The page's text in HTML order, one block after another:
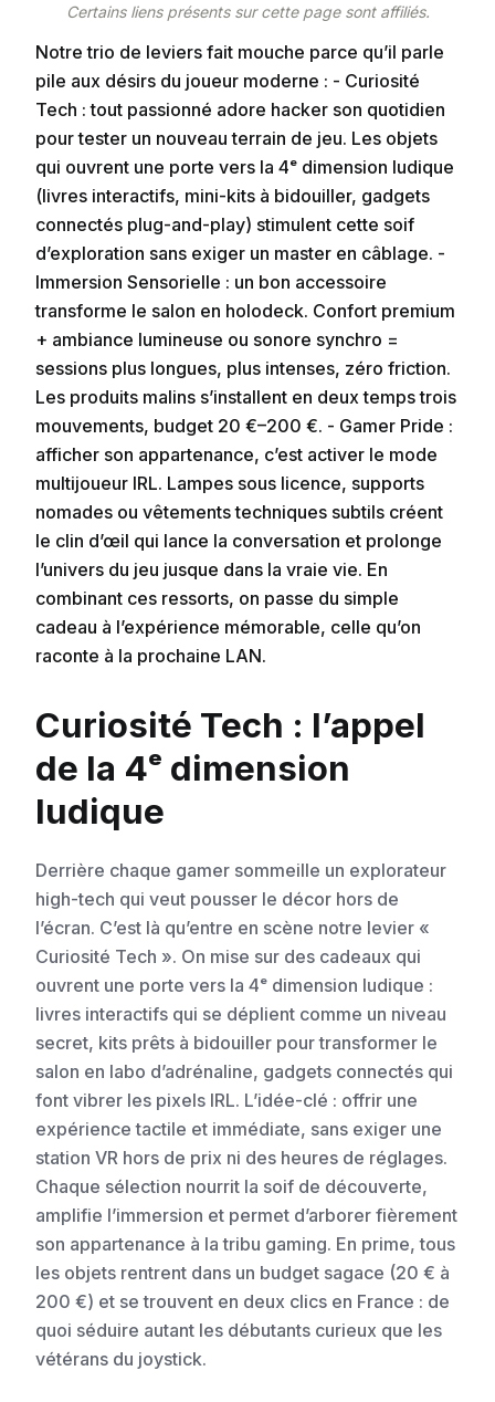
Certains liens présents sur cette page sont affiliés.
Notre trio de leviers fait mouche parce qu’il parle
pile aux désirs du joueur moderne : - Curiosité
Tech : tout passionné adore hacker son quotidien
pour tester un nouveau terrain de jeu. Les objets
qui ouvrent une porte vers la 4ᵉ dimension ludique
(livres interactifs, mini-kits à bidouiller, gadgets
connectés plug-and-play) stimulent cette soif
d’exploration sans exiger un master en câblage. -
Immersion Sensorielle : un bon accessoire
transforme le salon en holodeck. Confort premium
+ ambiance lumineuse ou sonore synchro =
sessions plus longues, plus intenses, zéro friction.
Les produits malins s’installent en deux temps trois
mouvements, budget 20 €–200 €. - Gamer Pride :
afficher son appartenance, c’est activer le mode
multijoueur IRL. Lampes sous licence, supports
nomades ou vêtements techniques subtils créent
le clin d’œil qui lance la conversation et prolonge
l’univers du jeu jusque dans la vraie vie. En
combinant ces ressorts, on passe du simple
cadeau à l’expérience mémorable, celle qu’on
raconte à la prochaine LAN.
Curiosité Tech : l’appel
de la 4ᵉ dimension
ludique
Derrière chaque gamer sommeille un explorateur
high-tech qui veut pousser le décor hors de
l’écran. C’est là qu’entre en scène notre levier «
Curiosité Tech ». On mise sur des cadeaux qui
ouvrent une porte vers la 4ᵉ dimension ludique :
livres interactifs qui se déplient comme un niveau
secret, kits prêts à bidouiller pour transformer le
salon en labo d’adrénaline, gadgets connectés qui
font vibrer les pixels IRL. L’idée-clé : offrir une
expérience tactile et immédiate, sans exiger une
station VR hors de prix ni des heures de réglages.
Chaque sélection nourrit la soif de découverte,
amplifie l’immersion et permet d’arborer fièrement
son appartenance à la tribu gaming. En prime, tous
les objets rentrent dans un budget sagace (20 € à
200 €) et se trouvent en deux clics en France : de
quoi séduire autant les débutants curieux que les
vétérans du joystick.